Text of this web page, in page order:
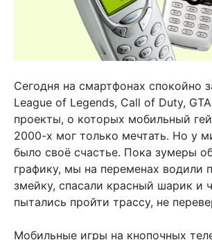
Сегодня на смартфонах спокойно
League of Legends, Call of Duty,
проекты, о которых мобильный
2000-х мог только мечтать. Но у
было своё счастье. Пока зумеры
графику, мы на переменах водили
змейку, спасали красный шарик и
пытались пройти трассу, не
Мобильные игры на кнопочных